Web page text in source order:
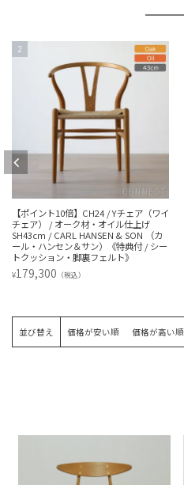
3
【ポイント5倍】FRITZ HANSEN（フリ
ッツ・ハンセン） / SERIES 7（セブンチ
ェア） / ホワイト / カラードアッシュ
¥76,780 （税込）
並び替え 価格が安い順 価格が高い順